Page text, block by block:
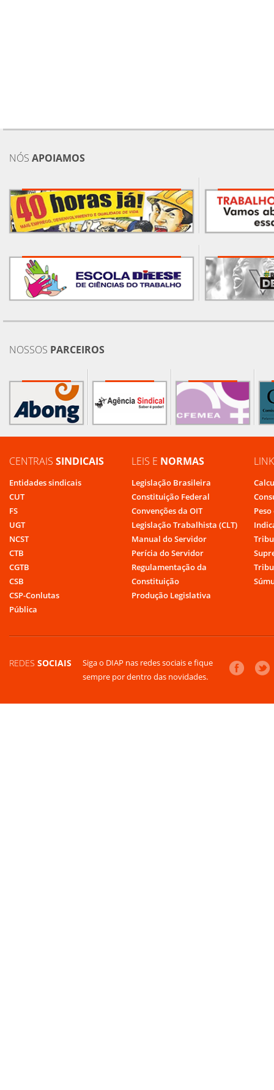
NÓS APOIAMOS
NOSSOS PARCEIROS
CENTRAIS SINDICAIS
Entidades sindicais
CUT
FS
UGT
NCST
CTB
CGTB
CSB
CSP-Conlutas
Pública
LEIS E NORMAS
Legislação Brasileira
Constituição Federal
Convenções da OIT
Legislação Trabalhista (CLT)
Manual do Servidor
Perícia do Servidor
Regulamentação da
Constituição
Produção Legislativa
REDES SOCIAIS
Siga o DIAP nas redes sociais e fique
sempre por dentro das novidades.